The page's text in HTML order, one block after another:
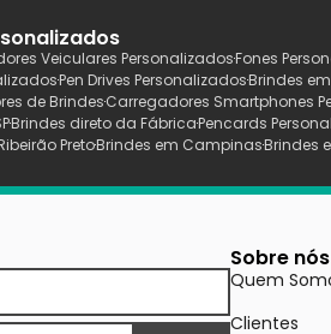
Veiculares PersonalizadosFones
Pen Drives PersonalizadosBrindes
de BrindesCarregadores Smartphones
Brindes direto da FábricaPencards
PretoBrindes em CampinasBrindes
Sobre nós
Quem
Clientes